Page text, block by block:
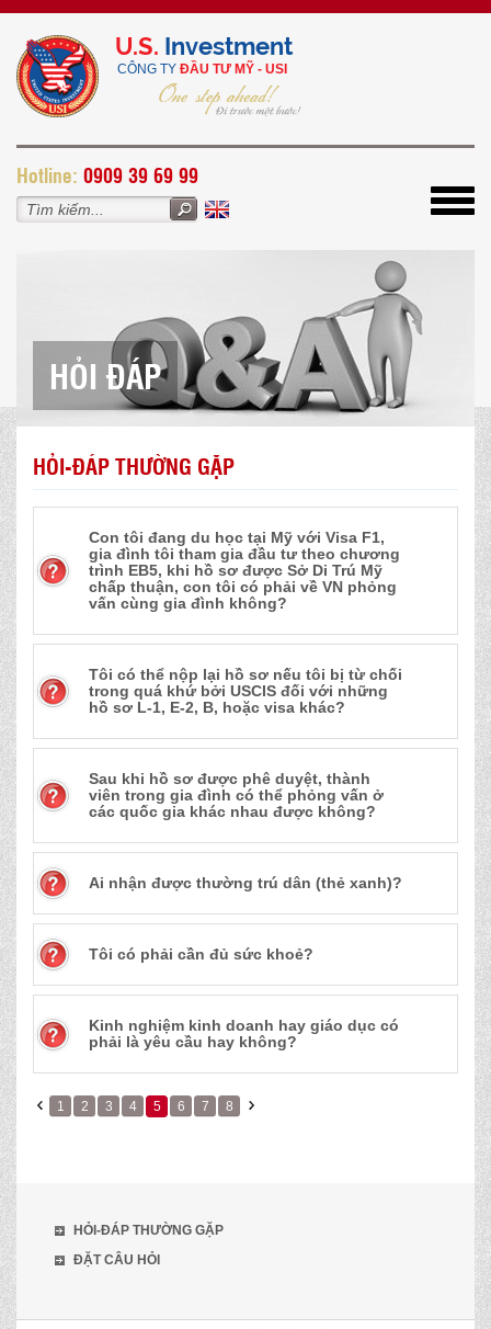
U.S. Investment
CÔNG TY ĐẦU TƯ MỸ - USI
Hotline: 0909 39 69 99
HỎI ĐÁP
HỎI-ĐÁP THƯỜNG GẶP
Con tôi đang du học tại Mỹ với Visa F1,
gia đình tôi tham gia đầu tư theo chương
trình EB5, khi hồ sơ được Sở Di Trú Mỹ
chấp thuận, con tôi có phải về VN phỏng
vấn cùng gia đình không?
Tôi có thể nộp lại hồ sơ nếu tôi bị từ chối
trong quá khứ bởi USCIS đối với những
hồ sơ L-1, E-2, B, hoặc visa khác?
Sau khi hồ sơ được phê duyệt, thành
viên trong gia đình có thể phỏng vấn ở
các quốc gia khác nhau được không?
Ai nhận được thường trú dân (thẻ xanh)?
Tôi có phải cần đủ sức khoẻ?
Kinh nghiệm kinh doanh hay giáo dục có
phải là yêu cầu hay không?
1 2 3 4 5 6 7 8
HỎI-ĐÁP THƯỜNG GẶP
ĐẶT CÂU HỎI